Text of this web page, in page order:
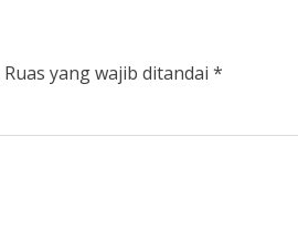
Ruas yang wajib ditandai *